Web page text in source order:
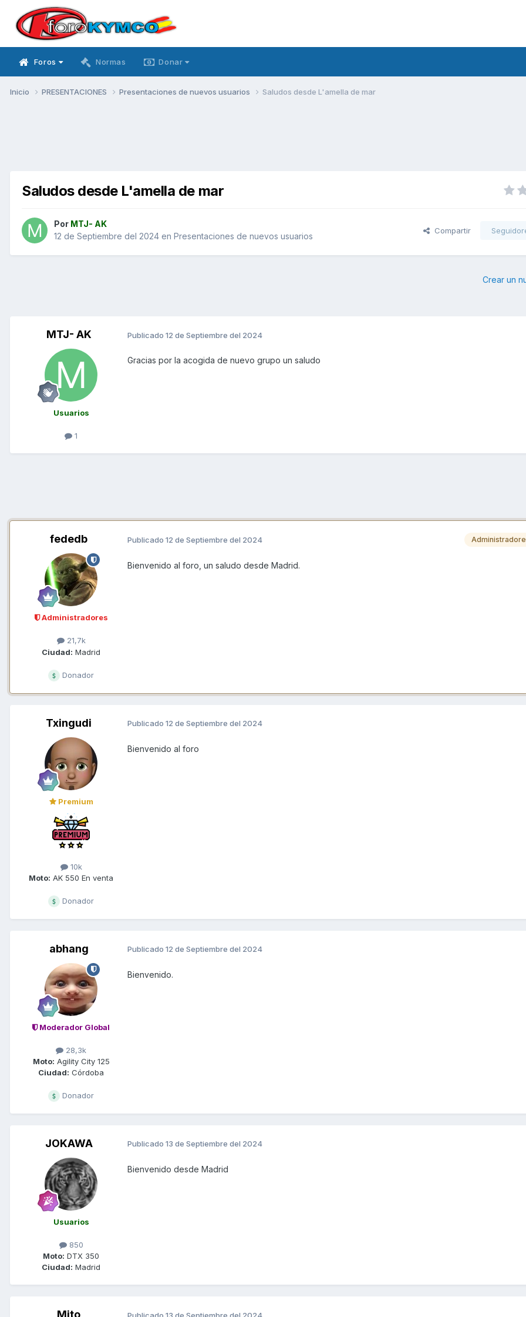
Foros Normas Donar
Inicio PRESENTACIONES Presentaciones de nuevos usuarios Saludos desde L'amella de mar
Saludos desde L'amella de mar
Por MTJ- AK
12 de Septiembre del 2024 en Presentaciones de nuevos usuarios
Compartir
Crear un
MTJ- AK
Usuarios
1
Publicado 12 de Septiembre del 2024
Gracias por la acogida de nuevo grupo un saludo
fededb
Administradores
21,7k
Ciudad: Madrid
Donador
Publicado 12 de Septiembre del 2024
Bienvenido al foro, un saludo desde Madrid.
Txingudi
Premium
10k
Moto: AK 550 En venta
Donador
Publicado 12 de Septiembre del 2024
Bienvenido al foro
abhang
Moderador Global
28,3k
Moto: Agility City 125
Ciudad: Córdoba
Donador
Publicado 12 de Septiembre del 2024
Bienvenido.
JOKAWA
Usuarios
850
Moto: DTX 350
Ciudad: Madrid
Publicado 13 de Septiembre del 2024
Bienvenido desde Madrid
Mito Publicado 13 de Septiembre del 2024